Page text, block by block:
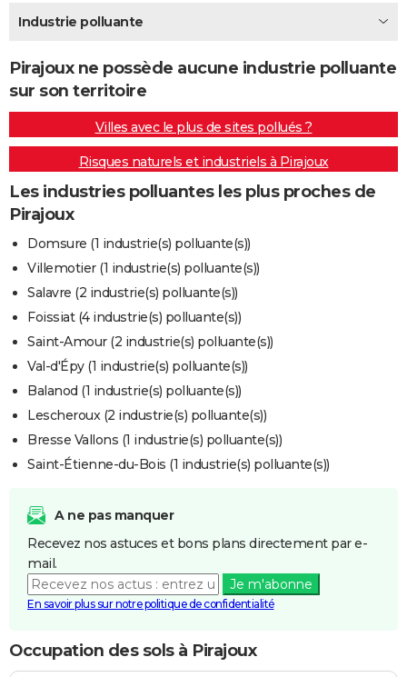
Destinations
City break
Voyage nature
Voyage de noces
Forum
Climat
+PHOTO
GUIDES D'ACHAT
BONS PLANS
CARTE DE VOEUX
Carte de Noël
Carte Bonne année
Carte Saint-Valentin
Carte Pâques
Carte d'anniversaire
DICTIONNAIRE
Dictionnaire
Biographies
Citations
Expressions
Proverbes
PROGRAMME TV
COPAINS D'AVANT
S'inscrire
Se connecter
Lycées
Collèges
Primaires
Universités
Entreprises
Service militaire
Avis de recherche
FORUM
Bricolage
Lifestyle
Culture
Sport
Auto
Television
Voyage
Cinema
Industrie polluante
Pirajoux ne possède aucune industrie polluante
sur son territoire
Villes avec le plus de sites pollués ?
Risques naturels et industriels à Pirajoux
Les industries polluantes les plus proches de
Pirajoux
Domsure (1 industrie(s) polluante(s))
Villemotier (1 industrie(s) polluante(s))
Salavre (2 industrie(s) polluante(s))
Foissiat (4 industrie(s) polluante(s))
Saint-Amour (2 industrie(s) polluante(s))
Val-d'Épy (1 industrie(s) polluante(s))
Balanod (1 industrie(s) polluante(s))
Lescheroux (2 industrie(s) polluante(s))
Bresse Vallons (1 industrie(s) polluante(s))
Saint-Étienne-du-Bois (1 industrie(s) polluante(s))
A ne pas manquer
Recevez nos astuces et bons plans directement par e-
mail.
Je m'abonne
En savoir plus sur notre politique de confidentialité
Occupation des sols à Pirajoux